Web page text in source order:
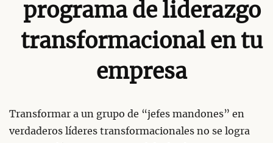
programa de liderazgo
transformacional en tu
empresa
Transformar a un grupo de “jefes mandones” en
verdaderos líderes transformacionales no se logra